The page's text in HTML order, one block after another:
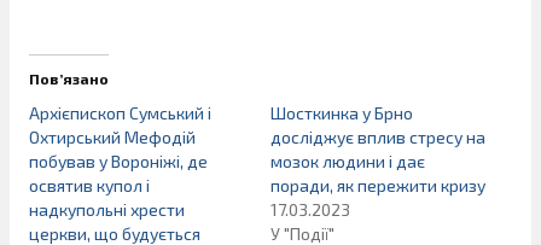
Пов’язано
Архієпископ Сумський і
Охтирський Мефодій
побував у Вороніжі, де
освятив купол і
надкупольні хрести
церкви, що будується
Шосткинка у Брно
досліджує вплив стресу на
мозок людини і дає
поради, як пережити кризу
17.03.2023
У "Події"